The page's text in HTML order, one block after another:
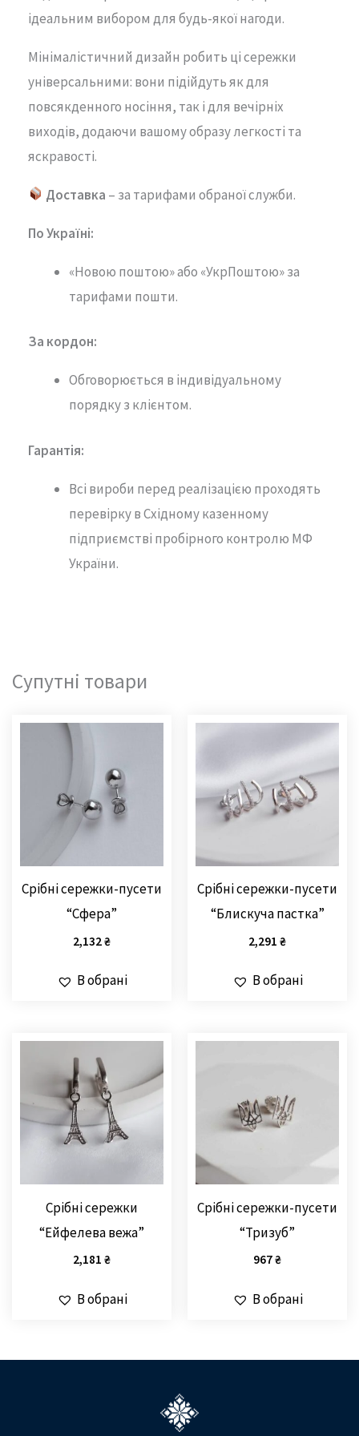
ідеальним вибором для будь-якоїнагоди.
Мінімалістичний дизайн робить цісережки
універсальними: вони підійдутьякдля
повсякденного носіння, такідля вечірніх
виходів,додаючи вашомуобразулегкості та
яскравості.
Доставка – за тарифами обраної служби.
По Україні:
«Новою поштою» або «УкрПоштою» за
тарифами пошти.
За кордон:
Обговорюється в індивідуальному
порядку з клієнтом.
Гарантія:
Всі вироби перед реалізацією проходять
перевірку в Східному казенному
підприємстві пробірного контролю МФ
України.
Супутні товари
Срібні сережки-пусети
“Сфера”
2,132₴
В обрані
Срібні сережки-пусети
“Блискуча пастка”
2,291 ₴
В обрані
Срібні сережки
“Ейфелева вежа”
2,181 ₴
В обрані
Срібні сережки-пусети
“Тризуб”
967₴
В обрані